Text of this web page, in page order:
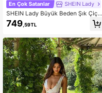
En Çok Satanlar SHEIN Lady
SHEIN Lady Büyük Beden Şık Çiçe
k Desenli Yazlık Elbise
749 ,59TL